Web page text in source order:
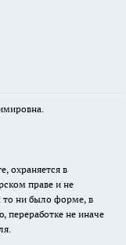
охраняется в
праве и не
то ни было форме, в
переработке не иначе